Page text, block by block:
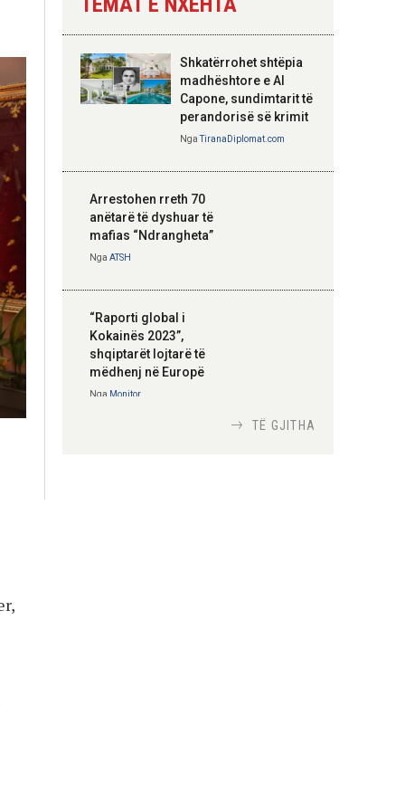
Hoxha takim me
zyrtarë të lartë të
DASH: Angazhim i
përbashkët për
strategjik
Shkatërrohet shtëpia
madhështore e Al
Capone, sundimtarit të
perandorisë së krimit
NgaTiranaDiplomat.com
Arrestohen rreth 70
anëtarë të dyshuar të
mafias “Ndrangheta”
Nga ATSH
“Raporti global i
Kokainës 2023”,
shqiptarët lojtarë të
mëdhenj në Europë
Nga Monitor
TË GJITHA